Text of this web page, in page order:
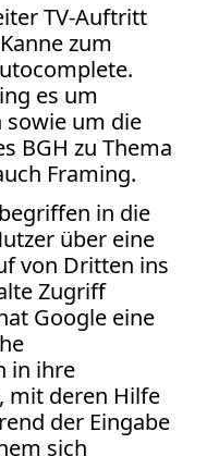
TV-Auftritt
zum
es um
um die
BGH zu Thema
Framing.
in die
über eine
von Dritten ins
Zugriff
Google eine
in ihre
mit deren Hilfe
der Eingabe
sich